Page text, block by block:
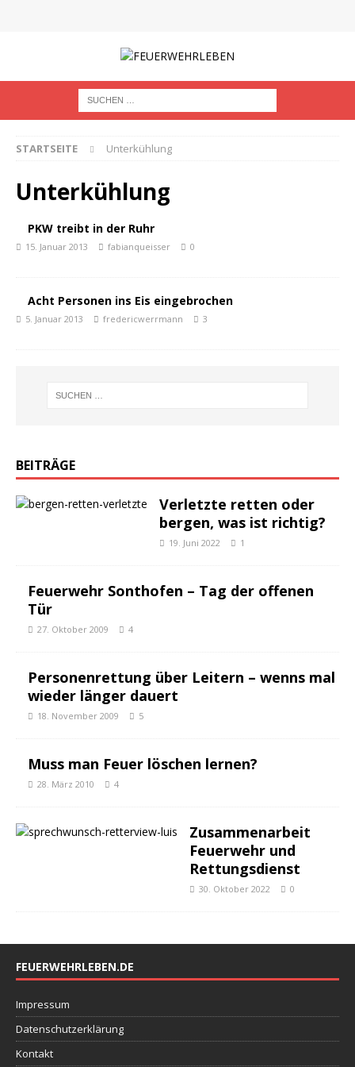
STARTSEITE Unterkühlung
Unterkühlung
PKW treibt in der Ruhr
15. Januar 2013 fabianqueisser 0
Acht Personen ins Eis eingebrochen
5. Januar 2013 fredericwerrmann 3
BEITRÄGE
Verletzte retten oder
bergen, was ist richtig?
19. Juni 2022 1
Feuerwehr Sonthofen – Tag der offenen
Tür
27. Oktober 2009 4
Personenrettung über Leitern – wenns mal
wieder länger dauert
18. November 2009 5
Muss man Feuer löschen lernen?
28. März 2010 4
Zusammenarbeit
Feuerwehr und
Rettungsdienst
30. Oktober 2022 0
FEUERWEHRLEBEN.DE
Impressum
Datenschutzerklärung
Kontakt